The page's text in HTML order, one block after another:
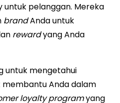
pelanggan. Mereka
brandAnda untuk
rewardyang Anda
untuk mengetahui
Anda dalam
loyalty programyang